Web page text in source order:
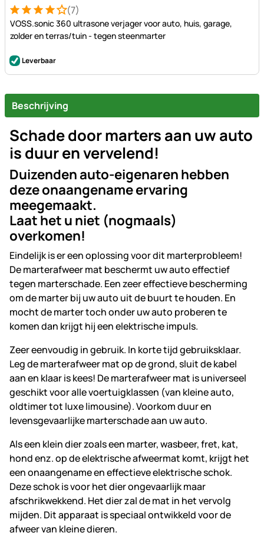
Beoordeling: 4 van 5 (7 beoordelingen)
7 Bewertungen(7)
VOSS.sonic 360 ultrasone verjager voor auto, huis, garage,
zolder en terras/tuin - tegen steenmarter
Leverbaar
Beschrijving
Schade door marters aan uw auto
is duur en vervelend!
Duizenden auto-eigenaren hebben
deze onaangename ervaring
meegemaakt.
Laat het u niet (nogmaals)
overkomen!
Eindelijk is er een oplossing voor dit marterprobleem!
De marterafweer mat beschermt uw auto effectief
tegen marterschade. Een zeer effectieve bescherming
om de marter bij uw auto uit de buurt te houden. En
mocht de marter toch onder uw auto proberen te
komen dan krijgt hij een elektrische impuls.
Zeer eenvoudig in gebruik. In korte tijd gebruiksklaar.
Leg de marterafweer mat op de grond, sluit de kabel
aan en klaar is kees! De marterafweer mat is universeel
geschikt voor alle voertuigklassen (van kleine auto,
oldtimer tot luxe limousine). Voorkom duur en
levensgevaarlijke marterschade aan uw auto.
Als een klein dier zoals een marter, wasbeer, fret, kat,
hond enz. op de elektrische afweermat komt, krijgt het
een onaangename en effectieve elektrische schok.
Deze schok is voor het dier ongevaarlijk maar
afschrikwekkend. Het dier zal de mat in het vervolg
mijden. Dit apparaat is speciaal ontwikkeld voor de
afweer van kleine dieren.